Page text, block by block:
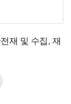
재 및 수집, 재